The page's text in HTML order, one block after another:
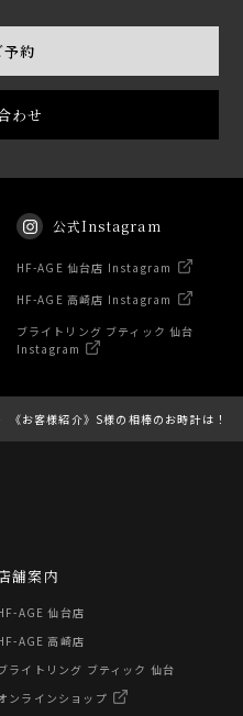
約
わせ
公式Instagram
HF-AGE 仙台店 Instagram
HF-AGE 高崎店 Instagram
ブライトリング ブティック 仙台
Instagram
《お客様紹介》S様の相棒のお時計は！
舗案内
AGE 仙台店
AGE 高崎店
ライトリング ブティック 仙台
ンラインショップ